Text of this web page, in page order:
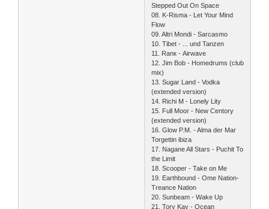
Stepped Out On Space
08. K-Risma - Let Your Mind
Flow
09. Altri Mondi - Sarcasmo
10. Tibet - ... und Tanzen
11. Ranк - Airwave
12. Jim Bob - Homedrums (club
mix)
13. Sugar Land - Vodka
(extended version)
14. Richi M - Lonely Lity
15. Full Moor - New Centory
(extended version)
16. Glow P.M. - Alma der Mar
Torgettin ibiza
17. Nagane All Stars - Puchit To
the Limit
18. Scooper - Take on Me
19. Earthbound - Ome Nation-
Treance Nation
20. Sunbeam - Wake Up
21. Tory Kay - Ocean